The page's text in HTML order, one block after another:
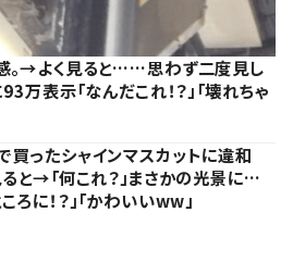
。→よく見ると……思わず二度見し
万表示「なんだこれ！？」「壊れちゃ
買ったシャインマスカットに違和
ると→「何これ？」まさかの光景に…
ろに！？」「かわいいww」